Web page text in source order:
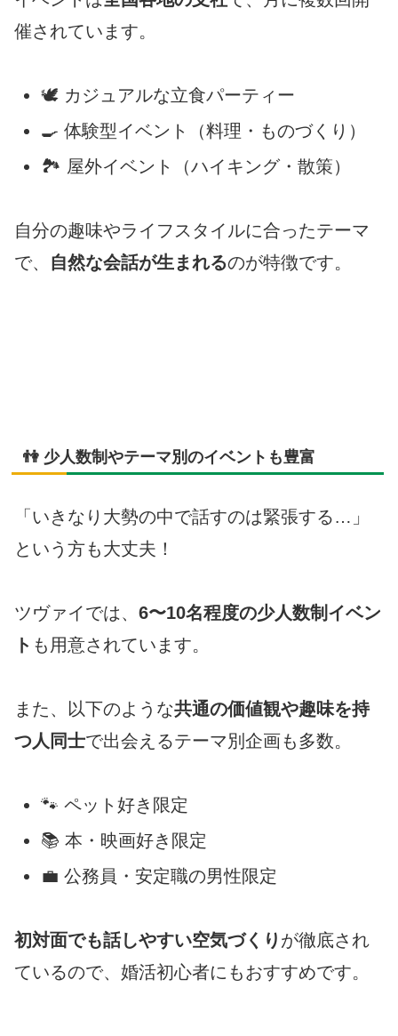
催されています。
🕊 カジュアルな立食パーティー
🍳 体験型イベント（料理・ものづくり）
🏞 屋外イベント（ハイキング・散策）
自分の趣味やライフスタイルに合ったテーマ
で、 自然な会話が生まれるのが特徴です。
👫 少人数制やテーマ別のイベントも豊富
「いきなり大勢の中で話すのは緊張する…」
という方も大丈夫！
ツヴァイでは、 6〜10名程度の少人数制イベン
ト も用意されています。
また、以下のような共通の価値観や趣味を持
つ人同士で出会えるテーマ別企画も多数。
🐾 ペット好き限定
📚 本・映画好き限定
💼 公務員・安定職の男性限定
初対面でも話しやすい空気づくり が徹底され
ているので、婚活初心者にもおすすめです。